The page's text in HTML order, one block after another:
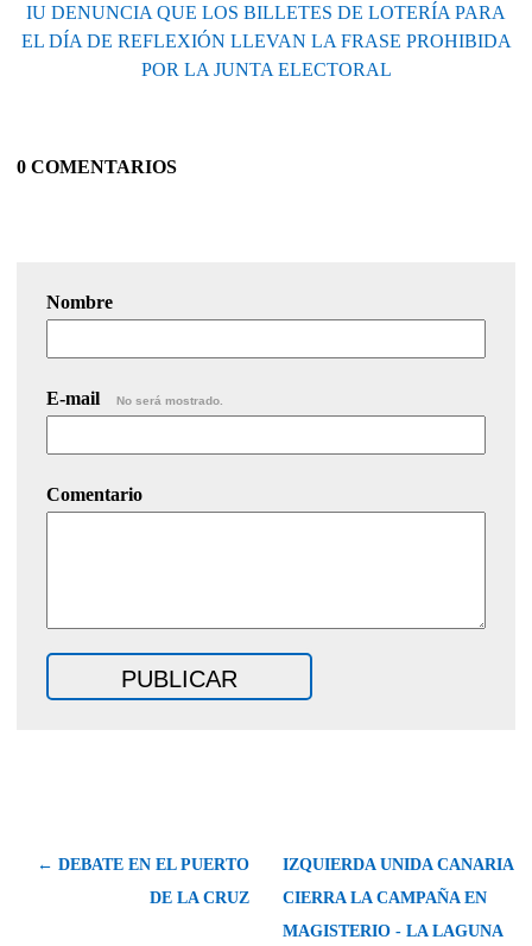
IU DENUNCIA QUE LOS BILLETES DE LOTERÍA PARA
EL DÍA DE REFLEXIÓN LLEVAN LA FRASE PROHIBIDA
POR LA JUNTA ELECTORAL
0 COMENTARIOS
Nombre
E-mail No será mostrado.
Comentario
← DEBATE EN EL PUERTO
DE LA CRUZ
IZQUIERDA UNIDA CANARIA
CIERRA LA CAMPAÑA EN
MAGISTERIO - LA LAGUNA